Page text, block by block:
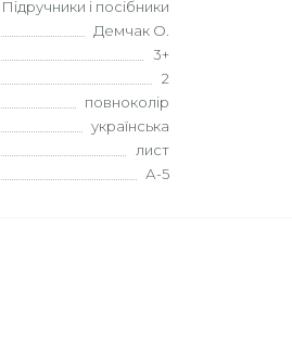
Підручники і посібники
Демчак О.
3+
2
повноколір
українська
лист
А-5